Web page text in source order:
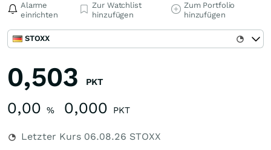
Alarme
einrichten
Zur Watchlist
hinzufügen
Zum Portfolio
hinzufügen
STOXX
0,503 PKT
0,00 % 0,000 PKT
Letzter Kurs 06.08.26 STOXX